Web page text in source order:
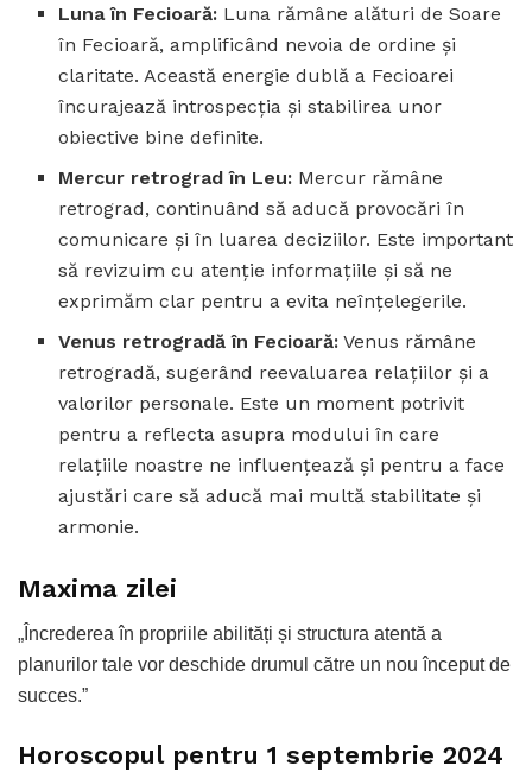
Luna în Fecioară: Luna rămâne alături de Soare
în Fecioară, amplificând nevoia de ordine și
claritate. Această energie dublă a Fecioarei
încurajează introspecția și stabilirea unor
obiective bine definite.
Mercur retrograd în Leu: Mercur rămâne
retrograd, continuând să aducă provocări în
comunicare și în luarea deciziilor. Este important
să revizuim cu atenție informațiile și să ne
exprimăm clar pentru a evita neînțelegerile.
Venus retrogradă în Fecioară: Venus rămâne
retrogradă, sugerând reevaluarea relațiilor și a
valorilor personale. Este un moment potrivit
pentru a reflecta asupra modului în care
relațiile noastre ne influențează și pentru a face
ajustări care să aducă mai multă stabilitate și
armonie.
Maxima zilei
„Încrederea în propriile abilități și structura atentă a
planurilor tale vor deschide drumul către un nou început de
succes.”
Horoscopul pentru 1 septembrie 2024